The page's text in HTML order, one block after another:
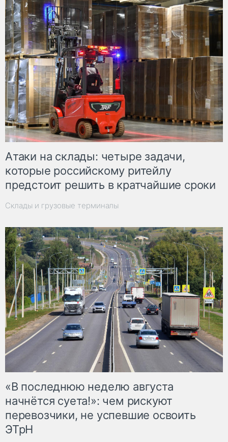
Атаки на склады: четыре задачи,
которые российскому ритейлу
предстоит решить в кратчайшие сроки
Склады и грузовые терминалы
«В последнюю неделю августа
начнётся суета!»: чем рискуют
перевозчики, не успевшие освоить
ЭТрН